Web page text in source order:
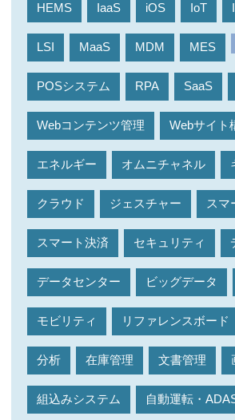
HEMS IaaS iOS IoT
LSI MaaS MDM MES
POSシステム RPA SaaS
Webコンテンツ管理 Webサイト
エネルギー オムニチャネル
クラウド ジェスチャー スマ
スマート決済 セキュリティ
データセンター ビッグデータ
モビリティ リファレンスボード
分析 在庫管理 文書管理
組込みシステム 自動運転・